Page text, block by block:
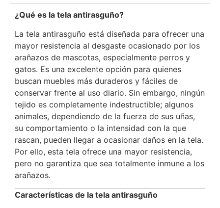
¿Qué es la tela antirasguño?
La tela antirasguño está diseñada para ofrecer una
mayor resistencia al desgaste ocasionado por los
arañazos de mascotas, especialmente perros y
gatos. Es una excelente opción para quienes
buscan muebles más duraderos y fáciles de
conservar frente al uso diario. Sin embargo, ningún
tejido es completamente indestructible; algunos
animales, dependiendo de la fuerza de sus uñas,
su comportamiento o la intensidad con la que
rascan, pueden llegar a ocasionar daños en la tela.
Por ello, esta tela ofrece una mayor resistencia,
pero no garantiza que sea totalmente inmune a los
arañazos.
Características de la tela antirasguño